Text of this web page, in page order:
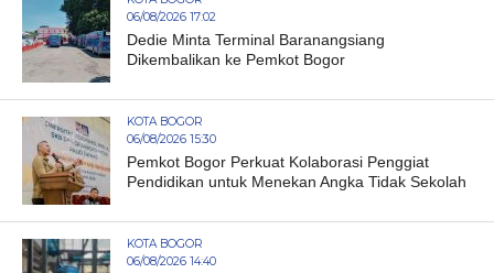
06/08/2026 17:02
Dedie Minta Terminal Baranangsiang
Dikembalikan ke Pemkot Bogor
KOTA BOGOR
06/08/2026 15:30
Pemkot Bogor Perkuat Kolaborasi Penggiat
Pendidikan untuk Menekan Angka Tidak Sekolah
KOTA BOGOR
06/08/2026 14:40